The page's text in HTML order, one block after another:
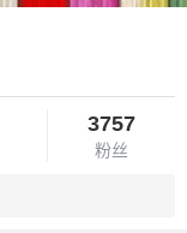
3757
粉丝